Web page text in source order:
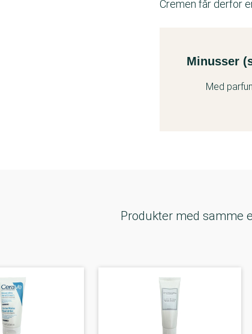
Cremen får derfor
Kemitest
Minusser
Med
Produkter med samme